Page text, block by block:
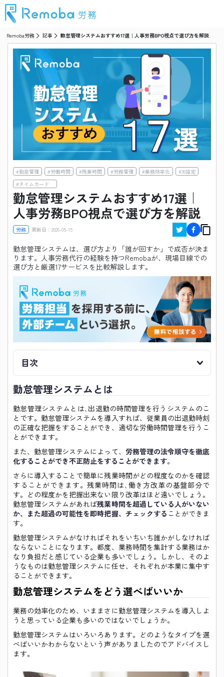
Remoba労務 記事 勤怠管理システムおすすめ17選｜人事労務BPO視点で選び方を解説
#勤怠管理 #労働時間 #残業時間 #労務管理 #業務効率化 #36協定
#タイムカード
勤怠管理システムおすすめ17選｜
人事労務BPO視点で選び方を解説
労務 更新日： 2026-05-15
勤怠管理システムは、選び方より「誰が回すか」で成否が決ま
ります。人事労務代行の経験を持つRemobaが、現場目線での
選び方と厳選17サービスを比較解説します。
目次
勤怠管理システムとは
勤怠管理システムとは､出退勤の時間管理を行うシステムのこ
とです。勤怠管理システムを導入すれば、従業員の出退勤時刻
の正確な把握をすることができ、適切な労働時間管理を行うこ
とができます。
また、勤怠管理システムによって、 労務管理の法令順守を徹底
化することができ不正防止をすることができます。
さらに導入することで簡単に残業時間がどの程度なのかを確認
することができます。残業時間は､働き方改革の基盤部分で
す。どの程度かを把握出来ない限り改革はほど遠いでしょう。
勤怠管理システムがあれば残業時間を超過している人がいない
か、また超過の可能性を即時把握、チェックする ことができま
す。
勤怠管理システムがなければそれをいちいち誰かがしなければ
ならないことになります。都度、業務時間を集計する業務はか
なり負担だと感じている企業も多いでしょう。しかし、そのよ
うなものは勤怠管理システムに任せ、それぞれが本業に集中す
ることができます。
勤怠管理システムをどう選べばいいか
業務の効率化のため、いままさに勤怠管理システムを導入しよ
うと思っている企業も多いのではないでしょうか。
勤怠管理システムはいろいろあります。どのようなタイプを選
べばいいかわからないという声がありましたのでアドバイスし
ます。